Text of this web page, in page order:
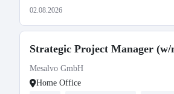
02.08.2026
Strategic Project Manager (w/
Mesalvo GmbH
Home Office